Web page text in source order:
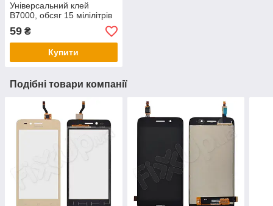
Універсальний клей
B7000, обсяг 15 мілілітрів
59 ₴
Купити
Подібні товари компанії